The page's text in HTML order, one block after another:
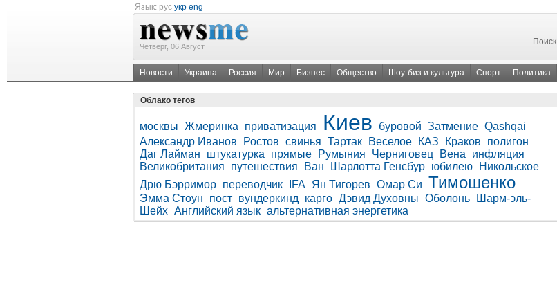
Язык: рус укр eng
Четверг, 06 Август Поиск
Новости Украина Россия Мир Бизнес Общество Шоу-биз и культура Спорт Политика
Облако тегов
москвы Жмеринка приватизация Киев буровой Затмение Qashqai
Александр Иванов
Ростов свинья Тартак Веселое КАЗ Краков
полигон
Даг Лайман
штукатурка прямые Румыния Черниговец Вена
инфляция
Великобритания
путешествия Ван Шарлотта Генсбур юбилею
Никольское
Дрю Бэрримор переводчик IFA Ян Тигорев Омар Си Тимошенко
Эмма Стоун пост вундеркинд карго Дэвид Духовны Оболонь
Шарм-эль-
Шейх Английский язык альтернативная энергетика